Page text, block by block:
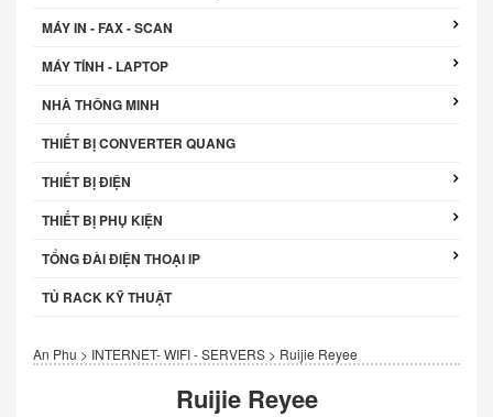
MÁY IN - FAX - SCAN
MÁY TÍNH - LAPTOP
NHÀ THÔNG MINH
THIẾT BỊ CONVERTER QUANG
THIẾT BỊ ĐIỆN
THIẾT BỊ PHỤ KIỆN
TỔNG ĐÀI ĐIỆN THOẠI IP
TỦ RACK KỸ THUẬT
An Phu > INTERNET- WIFI - SERVERS > Ruijie Reyee
Ruijie Reyee